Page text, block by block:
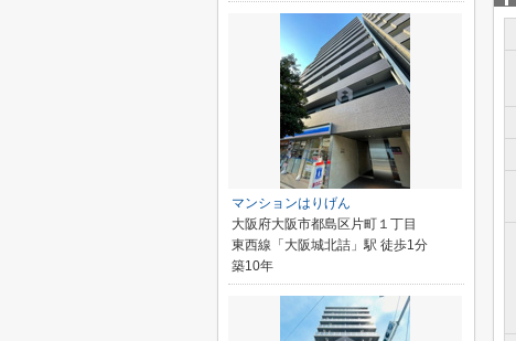
マンションはりげん
大阪府大阪市都島区片町１丁目
東西線「大阪城北詰」駅 徒歩1分
築10年